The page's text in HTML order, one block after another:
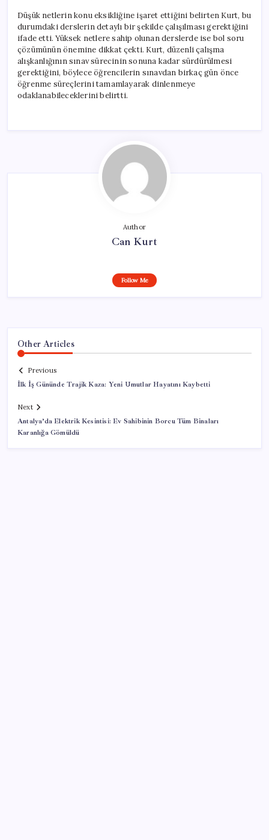
Düşük netlerin konu eksikliğine işaret ettiğini belirten Kurt, bu
durumdaki derslerin detaylı bir şekilde çalışılması gerektiğini
ifade etti. Yüksek netlere sahip olunan derslerde ise bol soru
çözümünün önemine dikkat çekti. Kurt, düzenli çalışma
alışkanlığının sınav sürecinin sonuna kadar sürdürülmesi
gerektiğini, böylece öğrencilerin sınavdan birkaç gün önce
öğrenme süreçlerini tamamlayarak dinlenmeye
odaklanabileceklerini belirtti.
Author
Can Kurt
Follow Me
Other Articles
Previous
İlk İş Gününde Trajik Kaza: Yeni Umutlar Hayatını Kaybetti
Next
Antalya’da Elektrik Kesintisi: Ev Sahibinin Borcu Tüm Binaları
Karanlığa Gömüldü